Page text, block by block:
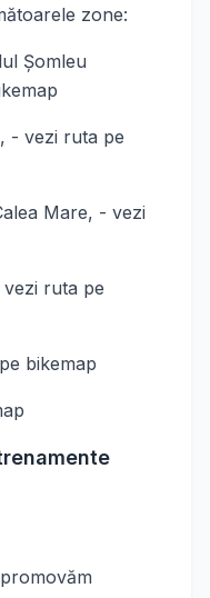
zone:
Şomleu
- vezi ruta pe
Mare, - vezi
ruta pe
bikemap